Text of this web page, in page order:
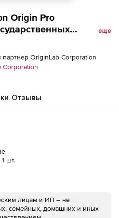
Origin Pro
2021/2021B
еще
OriginLab Corporation
Corporation
Отзывы
шт.
лицам и ИП – не
семейных, домашних и иных